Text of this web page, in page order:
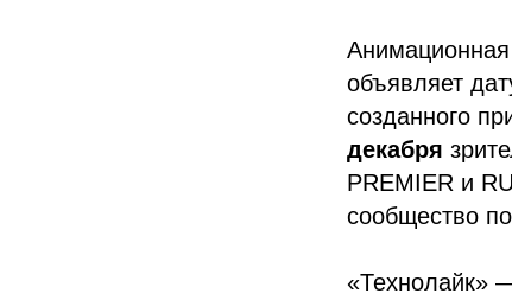
объявляет
созданного
декабря
PREMIER и
сообщество
«Технолайк»